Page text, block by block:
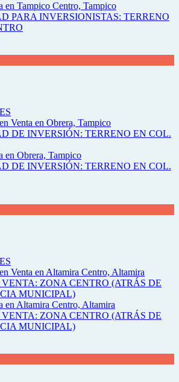
en Tampico Centro, Tampico
PARA INVERSIONISTAS: TERRENO
en Obrera, Tampico
DE INVERSIÓN: TERRENO EN COL.
en Altamira Centro, Altamira
ZONA CENTRO (ATRÁS DE
MUNICIPAL)